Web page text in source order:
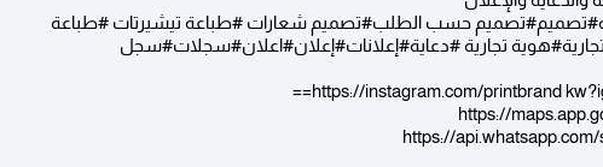
حسب الطلب#تصميم شعارات #طباعة تيشيرتات #طباعة
تجارية #دعاية#إعلانات#إعلان#اعلان#سجلات#سجل
https://instagram.com/printbrand
https://
https://